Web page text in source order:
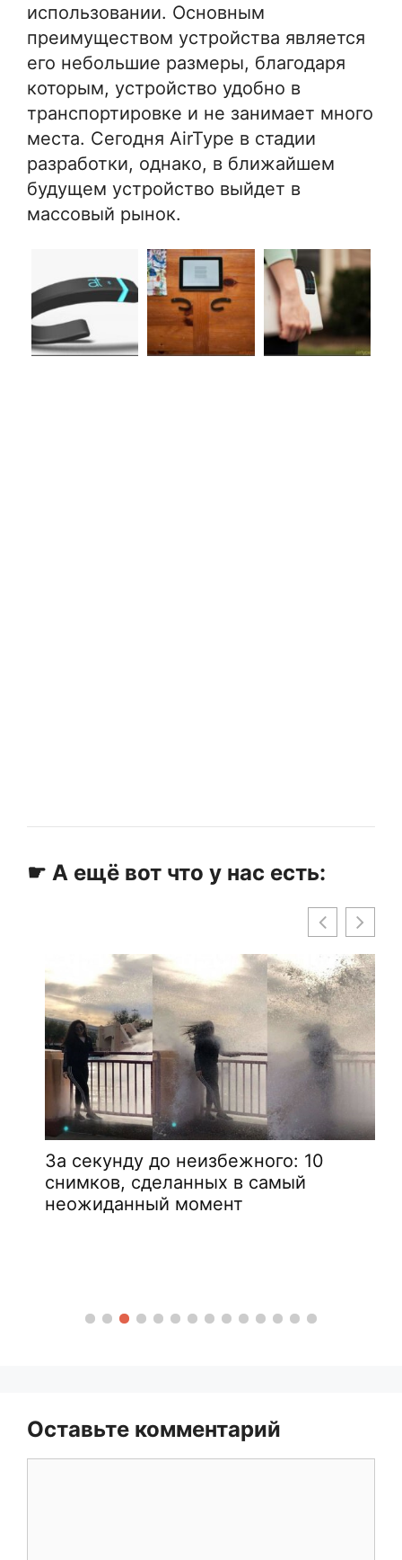
использовании. Основным
преимуществом устройства является
его небольшие размеры, благодаря
которым, устройство удобно в
транспортировке и не занимает много
места. Сегодня AirType в стадии
разработки, однако, в ближайшем
будущем устройство выйдет в
массовый рынок.
☛ А ещё вот что у нас есть:
За секунду до неизбежного: 10
снимков, сделанных в самый
неожиданный момент
Оставьте комментарий